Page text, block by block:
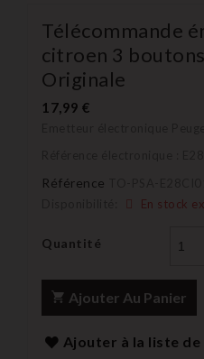
Télécommande
citroen 3
Originale
17,99 €
Référence
En stock
Quantité
Ajouter Au Panier
Ajouter à la liste de